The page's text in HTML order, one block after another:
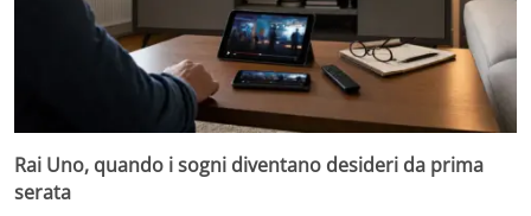
Rai Uno, quando i sogni diventano desideri da prima
serata